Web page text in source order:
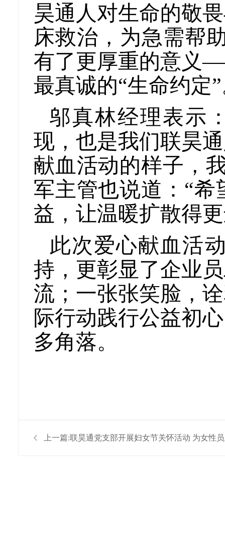
昊通人对生命的敬
床救治，为急需帮
有了更厚重的意义
最真诚的“生命约定
邬真林经理表示
现，也是我们联昊
献血活动的样子，
军主管也说道：“
益，让温暖扩散得
此次爱心献血活
持，更彰显了企业
流；一张张笑脸，
际行动践行公益初
多角落。
上一篇:联昊通党支部开展妇女节关怀活动 为女性